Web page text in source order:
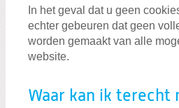
In het geval dat u geen
echter gebeuren dat geen
worden gemaakt van alle
website.
Waar kan ik terecht